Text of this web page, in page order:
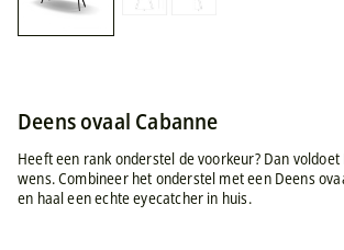
Deens ovaal Cabanne
Heeft een rank onderstel de voorkeur? Dan voldoet
wens. Combineer het onderstel met een Deens
en haal een echte eyecatcher in huis.